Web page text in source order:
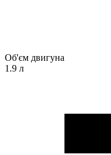
Об'єм двигуна
1.9 л